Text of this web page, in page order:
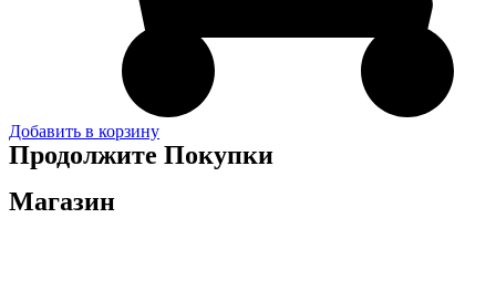
Добавить в корзину
Продолжите Покупки
Магазин